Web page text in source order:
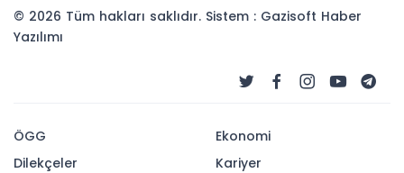
© 2026 Tüm hakları saklıdır. Sistem : Gazisoft Haber
Yazılımı
ÖGG
Dilekçeler
Ekonomi
Kariyer